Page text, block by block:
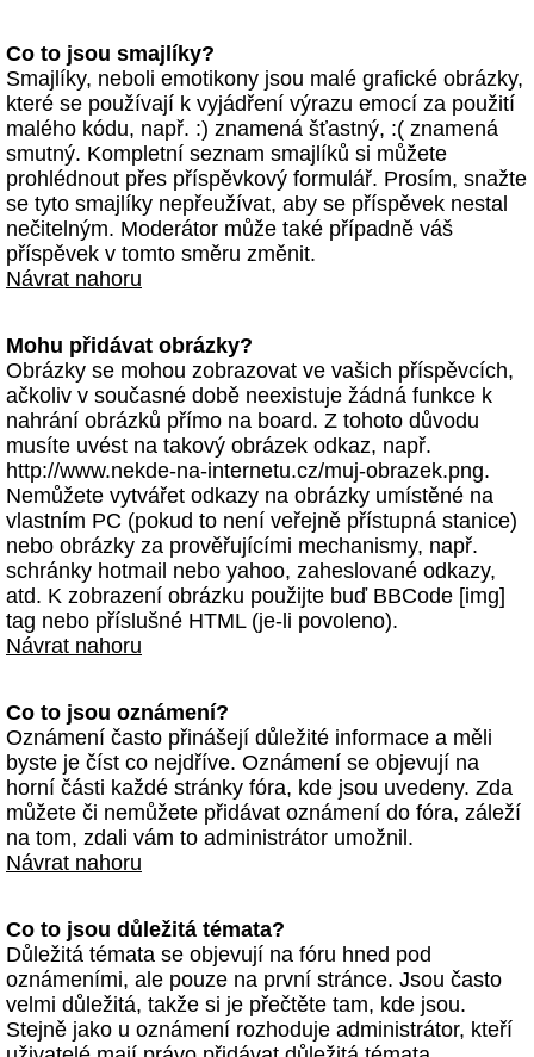
Co to jsou smajlíky?
Smajlíky, neboli emotikony jsou malé grafické obrázky,
které se používají k vyjádření výrazu emocí za použití
malého kódu, např. :) znamená šťastný, :( znamená
smutný. Kompletní seznam smajlíků si můžete
prohlédnout přes příspěvkový formulář. Prosím, snažte
se tyto smajlíky nepřeužívat, aby se příspěvek nestal
nečitelným. Moderátor může také případně váš
příspěvek v tomto směru změnit.
Návrat nahoru
Mohu přidávat obrázky?
Obrázky se mohou zobrazovat ve vašich příspěvcích,
ačkoliv v současné době neexistuje žádná funkce k
nahrání obrázků přímo na board. Z tohoto důvodu
musíte uvést na takový obrázek odkaz, např.
http://www.nekde-na-internetu.cz/muj-obrazek.png.
Nemůžete vytvářet odkazy na obrázky umístěné na
vlastním PC (pokud to není veřejně přístupná stanice)
nebo obrázky za prověřujícími mechanismy, např.
schránky hotmail nebo yahoo, zaheslované odkazy,
atd. K zobrazení obrázku použijte buď BBCode [img]
tag nebo příslušné HTML (je-li povoleno).
Návrat nahoru
Co to jsou oznámení?
Oznámení často přinášejí důležité informace a měli
byste je číst co nejdříve. Oznámení se objevují na
horní části každé stránky fóra, kde jsou uvedeny. Zda
můžete či nemůžete přidávat oznámení do fóra, záleží
na tom, zdali vám to administrátor umožnil.
Návrat nahoru
Co to jsou důležitá témata?
Důležitá témata se objevují na fóru hned pod
oznámeními, ale pouze na první stránce. Jsou často
velmi důležitá, takže si je přečtěte tam, kde jsou.
Stejně jako u oznámení rozhoduje administrátor, kteří